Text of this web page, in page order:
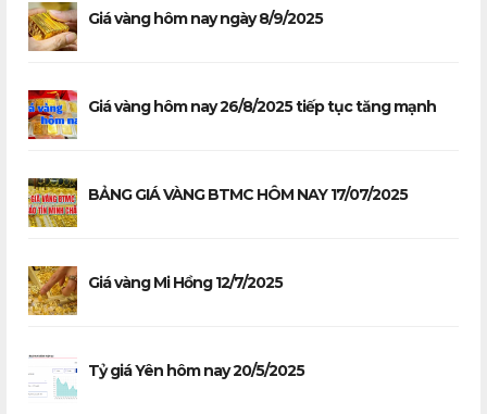
Giá vàng hôm nay ngày 8/9/2025
Giá vàng hôm nay 26/8/2025 tiếp tục tăng mạnh
BẢNG GIÁ VÀNG BTMC HÔM NAY 17/07/2025
Giá vàng Mi Hồng 12/7/2025
Tỷ giá Yên hôm nay 20/5/2025